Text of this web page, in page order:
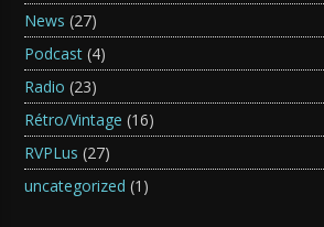
News (27)
Podcast (4)
Radio (23)
Rétro/Vintage (16)
RVPLus (27)
uncategorized (1)